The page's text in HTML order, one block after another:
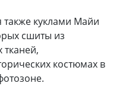
также куклами Майи
сшиты из
костюмах в